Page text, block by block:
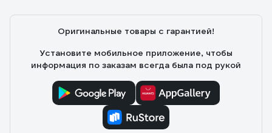
Оригинальные товары с гарантией!
Установите мобильное приложение, чтобы
информация по заказам всегда была под рукой